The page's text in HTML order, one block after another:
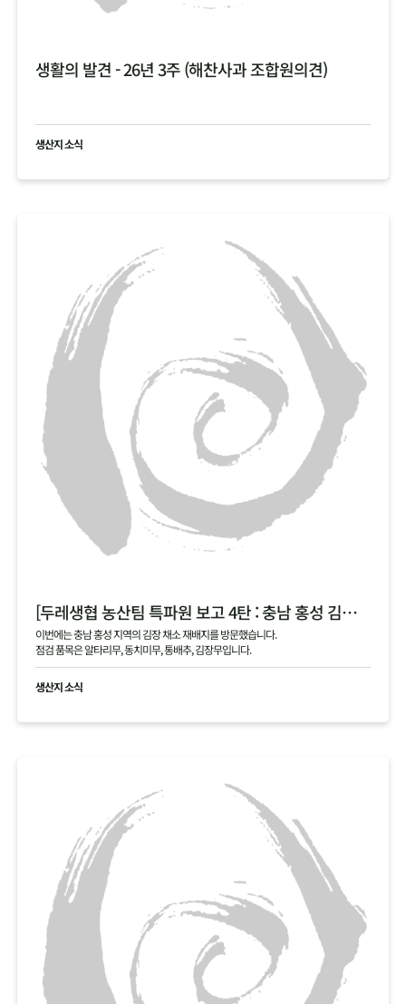
생활의 발견 - 26년 3주 (해찬사과 조합원의견)
생산지 소식
[두레생협 농산팀 특파원 보고 4탄 : 충남 홍성 김장 채소 필지 점검 현황 공유]
이번에는 충남 홍성 지역의 김장 채소 재배지를 방문했습니다.
점검 품목은 알타리무, 동치미무, 통배추, 김장무입니다.
생산지 소식